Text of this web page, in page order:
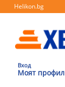
Helikon.bg
Вход
Моят профил